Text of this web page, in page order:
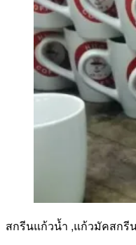
สกรีนแก้วน้ำ ,แก้วมัคสกรี